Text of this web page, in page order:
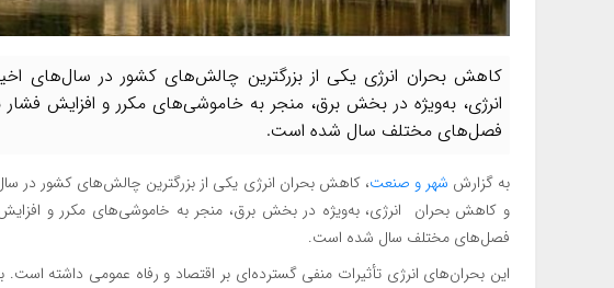
کاهش بحران انرژی یکی از بزرگترین چالش‌های کشور در سال‌های
انرژی، به‌ویژه در بخش برق، منجر به خاموشی‌های مکرر و افزایش
فصل‌های مختلف سال شده است.
به گزارش شهر و صنعت، کاهش بحران انرژی یکی از بزرگترین چالش‌های کشور در
و کاهش بحران انرژی، به‌ویژه در بخش برق، منجر به خاموشی‌های مکرر و
فصل‌های مختلف سال شده است.
این بحران‌های انرژی تأثیرات منفی گسترده‌ای بر اقتصاد و رفاه عمومی داشته